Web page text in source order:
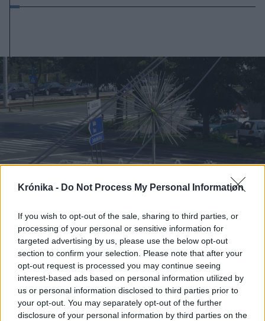
Krónika - Do Not Process My Personal Information
If you wish to opt-out of the sale, sharing to third parties, or
processing of your personal or sensitive information for
targeted advertising by us, please use the below opt-out
section to confirm your selection. Please note that after your
opt-out request is processed you may continue seeing
interest-based ads based on personal information utilized by
us or personal information disclosed to third parties prior to
your opt-out. You may separately opt-out of the further
disclosure of your personal information by third parties on the
2026. augusztus 09., vasárnap
Kitart a hőség, még néhány napig
bírni kell